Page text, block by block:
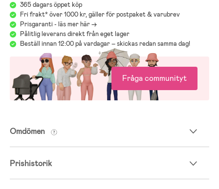
-Rekommenderad ålder: Från 6 månader till 4 år.
-Klicka dig in på respektive produkt för mer information!
-Testad och godkänd enligt Europeisk standard: EN 1888-1, EN 1888-
2 & EN 15918.
Testad och godkänd att använda som joggingvagn enligt europeiska
standarden EN 1888-3.
365 dagars öppet köp
Fri frakt* över 1000 kr, gäller för postpaket & varubrev
Prisgaranti - läs mer här ->
Pålitlig leverans direkt från eget lager
Beställ innan 12:00 på vardagar – skickas redan samma dag!
Fråga communityt
Omdömen
Prishistorik